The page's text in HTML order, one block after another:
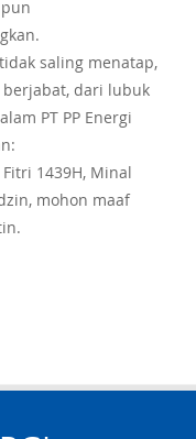
saling menatap,
dari lubuk
PT PP Energi
1439H, Minal
mohon maaf